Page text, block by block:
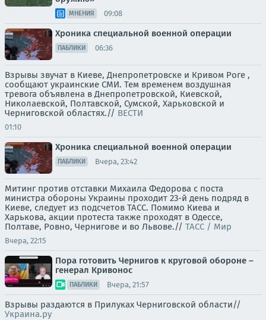
МНЕНИЯ 09:08
Хроника специальной военной операции
ПАБЛИКИ 06:36
Взрывы звучат в Киеве, Днепропетровске и Кривом Роге ,
сообщают украинские СМИ. Тем временем воздушная
тревога объявлена в Днепропетровской, Киевской,
Николаевской, Полтавской, Сумской, Харьковской и
Черниговской областях.// ВЕСТИ
01:10
Хроника специальной военной операции
ПАБЛИКИ Вчера, 23:42
Митинг против отставки Михаила Федорова с поста
министра обороны Украины проходит 23-й день подряд в
Киеве, следует из подсчетов ТАСС. Помимо Киева и
Харькова, акции протеста также проходят в Одессе,
Полтаве, Ровно, Чернигове и во Львове.// ТАСС / Мир
Вчера, 22:15
Пора готовить Чернигов к круговой обороне –
генерал Кривонос
ПАБЛИКИ Вчера, 21:57
Взрывы раздаются в Прилуках Черниговской области//
Украина.ру